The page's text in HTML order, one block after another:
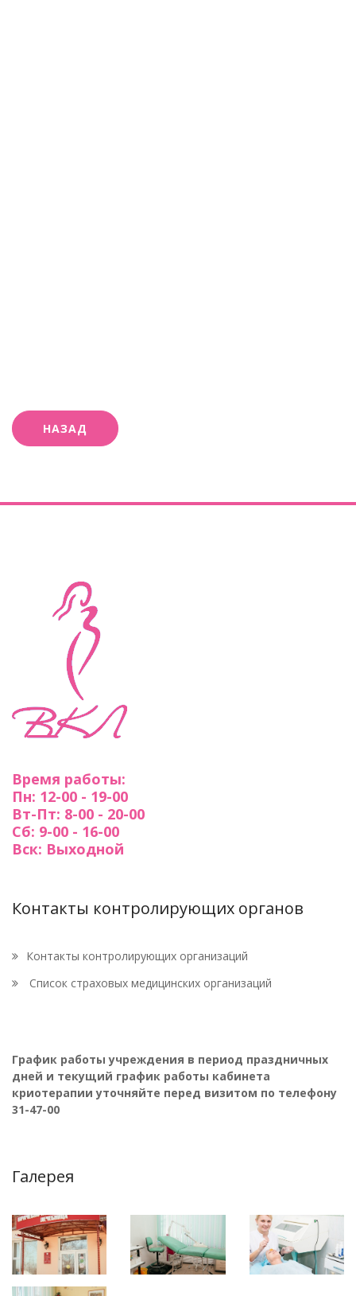
Время работы:
Пн: 12-00 - 19-00
Вт-Пт: 8-00 - 20-00
Сб: 9-00 - 16-00
Вск: Выходной
Контакты контролирующих органов
Контакты контролирующих организаций
Список страховых медицинских организаций
График работы учреждения в период праздничных
дней и текущий график работы кабинета
криотерапии уточняйте перед визитом по телефону
31-47-00
Галерея